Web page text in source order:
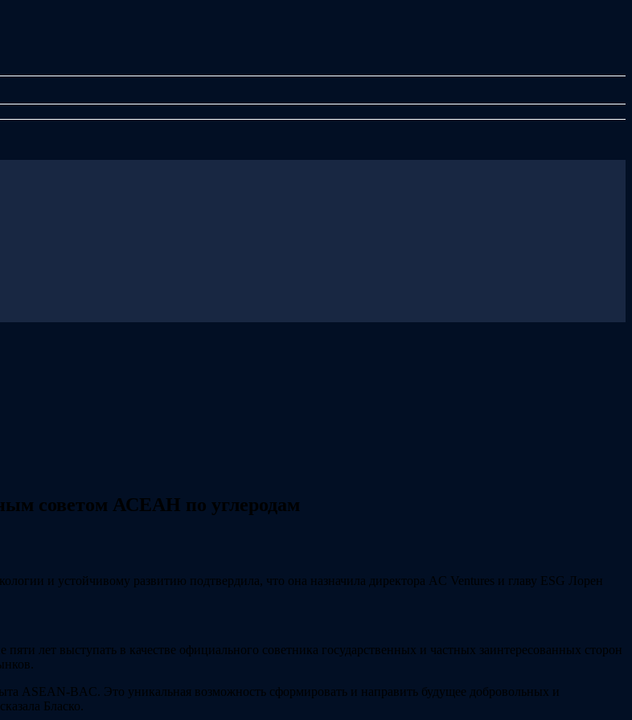
советом АСЕАН по углеродам
и устойчивому развитию подтвердила, что она назначила директора AC Ventures и главу ESG Лорен
пяти лет выступать в качестве официального советника государственных и частных заинтересованных сторон
ASEAN-BAC. Это уникальная возможность сформировать и направить будущее добровольных и
Бласко.